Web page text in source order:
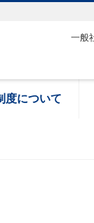
一般
度について